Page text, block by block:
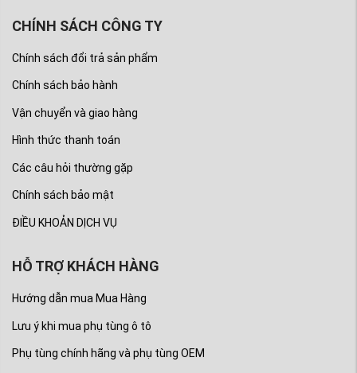
CHÍNH SÁCH CÔNG TY
Chính sách đổi trả sản phẩm
Chính sách bảo hành
Vận chuyển và giao hàng
Hình thức thanh toán
Các câu hỏi thường gặp
Chính sách bảo mật
ĐIỀU KHOẢN DỊCH VỤ
HỖ TRỢ KHÁCH HÀNG
Hướng dẫn mua Mua Hàng
Lưu ý khi mua phụ tùng ô tô
Phụ tùng chính hãng và phụ tùng OEM